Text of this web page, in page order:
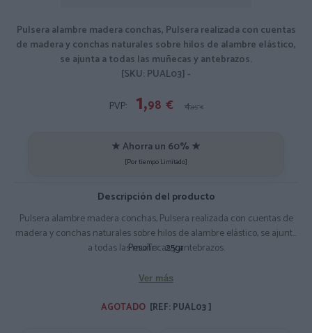
Pulsera alambre madera conchas, Pulsera realizada con cuentas
de madera y conchas naturales sobre hilos de alambre elástico,
se ajunta a todas las muñecas y antebrazos.
[SKU: PUAL03] -
PVP:
1,98 € 4,95 €
★ Ahorra un 60% ★
[Por tiempo Limitado]
Descripción del producto
Pulsera alambre madera conchas, Pulsera realizada con cuentas de
madera y conchas naturales sobre hilos de alambre elástico, se ajunta
a todas las muñecas y antebrazos.
PesoTr: 25gr
Ver más
AGOTADO [REF: PUAL03 ]